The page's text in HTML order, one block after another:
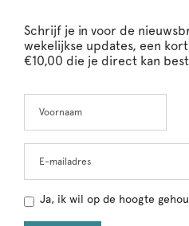
Schrijf je in voor de
wekelijkse updates, een
€10,00 die je direct kan
this
Ja, ik wil op de hoogte